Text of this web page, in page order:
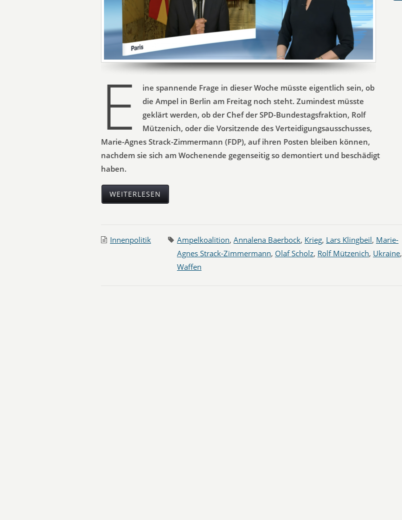
E
ine spannende Frage in dieser Woche müsste eigentlich sein, ob
die Ampel in Berlin am Freitag noch steht. Zumindest müsste
geklärt werden, ob der Chef der SPD-Bundestagsfraktion, Rolf
Mützenich, oder die Vorsitzende des Verteidigungsausschusses,
Marie-Agnes Strack-Zimmermann (FDP), auf ihren Posten bleiben können,
nachdem sie sich am Wochenende gegenseitig so demontiert und beschädigt
haben.
WEITERLESEN
Innenpolitik Ampelkoalition, Annalena Baerbock, Krieg, Lars Klingbeil, Marie-
Agnes Strack-Zimmermann, Olaf Scholz, Rolf Mützenich, Ukraine,
Waffen